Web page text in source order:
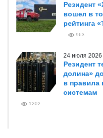
Резидент
вошел в
рейтинга
963
24 июля 2026
Резидент
долина»
в правила
системам
1202